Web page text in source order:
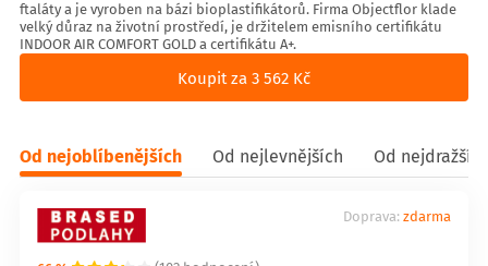
ftaláty a je vyroben na bázi bioplastifikátorů. Firma Objectflor klade
velký důraz na životní prostředí, je držitelem emisního certifikátu
INDOOR AIR COMFORT GOLD a certifikátu A+.
Koupit za 3 562 Kč
Od nejoblíbenějších Od nejlevnějších Od
Doprava: zdarma